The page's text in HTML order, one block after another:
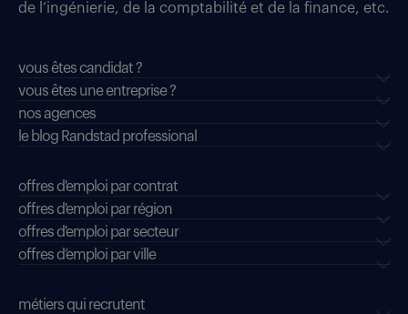
de l’ingénierie, de la comptabilité et de la finance, etc.
vous êtes candidat ?
vous êtes une entreprise ?
nos agences
le blog Randstad professional
offres d'emploi par contrat
offres d'emploi par région
offres d'emploi par secteur
offres d’emploi par ville
métiers qui recrutent